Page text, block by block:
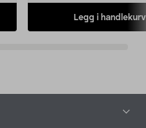
Legg i handlekurv